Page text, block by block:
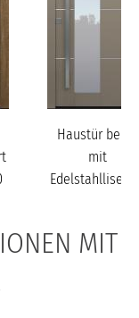
Haustür beige
mit
MIT